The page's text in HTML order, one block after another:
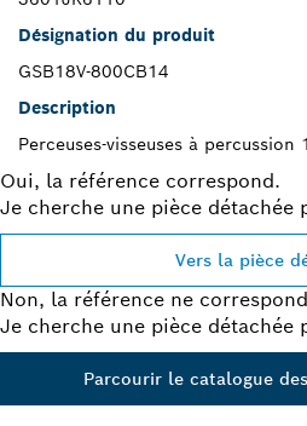
Désignation du produit
GSB18V-800CB14
Description
Perceuses-visseuses à percussion
Oui, la référence correspond.
Je cherche une pièce détachée
Vers la pièce
Non, la référence ne
Je cherche une pièce
Parcourir le catalogue